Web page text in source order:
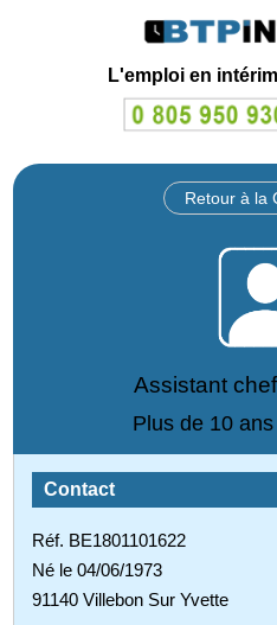
L'emploi en
Retour à la
Assistant
Plus de 10
Contact
Réf. BE1801101622
Né le 04/06/1973
91140 Villebon Sur Yvette